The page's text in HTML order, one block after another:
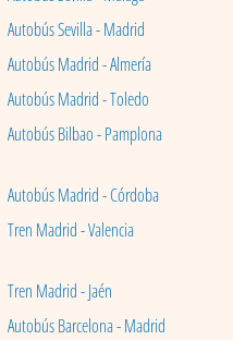
Autobús Sevilla - Madrid
Autobús Madrid - Almería
Autobús Madrid - Toledo
Autobús Bilbao - Pamplona
Autobús Madrid - Córdoba
Tren Madrid - Valencia
Tren Madrid - Jaén
Autobús Barcelona - Madrid